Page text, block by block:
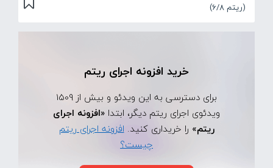
(ریتم 6/8)
خرید افزونه اجرای ریتم
برای دسترسی به این ویدئو و بیش از 1509
ویدئوی اجرای ریتم دیگر، ابتدا «افزونه اجرای
ریتم» را خریداری کنید.افزونه اجرای ریتم
چیست؟